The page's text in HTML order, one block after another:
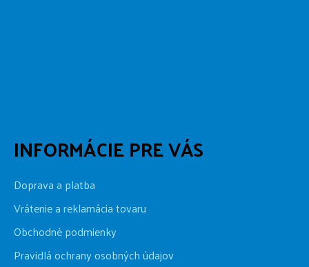
INFORMÁCIE PRE VÁS
Doprava a platba
Vrátenie a reklamácia tovaru
Obchodné podmienky
Pravidlá ochrany osobných údajov